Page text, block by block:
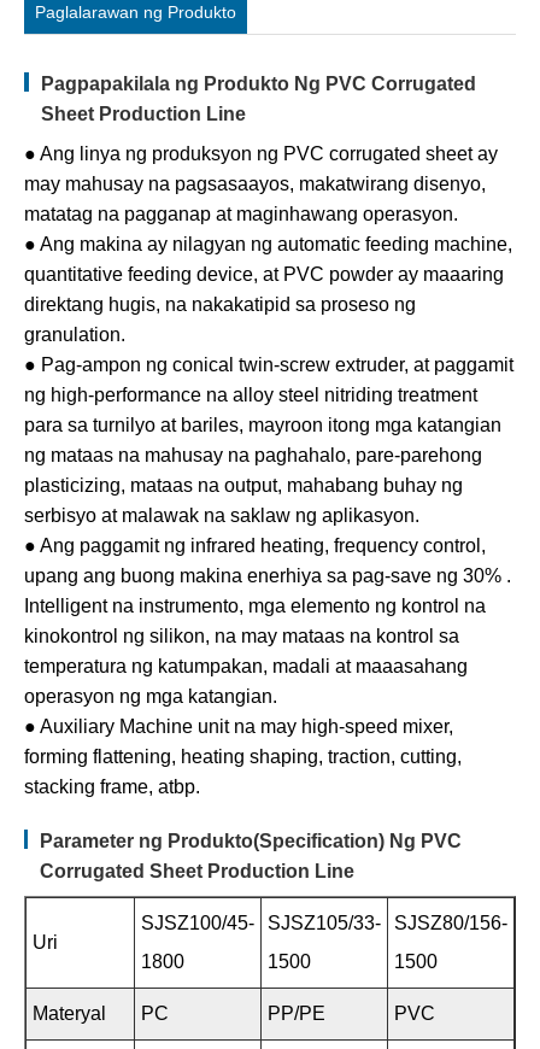
Paglalarawan ng Produkto
Pagpapakilala ng Produkto Ng PVC Corrugated
Sheet Production Line
● Ang linya ng produksyon ng PVC corrugated sheet ay
may mahusay na pagsasaayos, makatwirang disenyo,
matatag na pagganap at maginhawang operasyon.
● Ang makina ay nilagyan ng automatic feeding machine,
quantitative feeding device, at PVC powder ay maaaring
direktang hugis, na nakakatipid sa proseso ng
granulation.
● Pag-ampon ng conical twin-screw extruder, at paggamit
ng high-performance na alloy steel nitriding treatment
para sa turnilyo at bariles, mayroon itong mga katangian
ng mataas na mahusay na paghahalo, pare-parehong
plasticizing, mataas na output, mahabang buhay ng
serbisyo at malawak na saklaw ng aplikasyon.
● Ang paggamit ng infrared heating, frequency control,
upang ang buong makina enerhiya sa pag-save ng 30% .
Intelligent na instrumento, mga elemento ng kontrol na
kinokontrol ng silikon, na may mataas na kontrol sa
temperatura ng katumpakan, madali at maaasahang
operasyon ng mga katangian.
● Auxiliary Machine unit na may high-speed mixer,
forming flattening, heating shaping, traction, cutting,
stacking frame, atbp.
Parameter ng Produkto(Specification) Ng PVC
Corrugated Sheet Production Line
Uri
SJSZ100/45-
1800
SJSZ105/33-
1500
SJSZ80/156-
1500
Materyal PC PP/PE PVC